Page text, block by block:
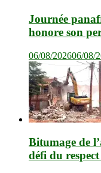
Journée
honore son
06/08/202606/08/
Bitumage de
défi du respect